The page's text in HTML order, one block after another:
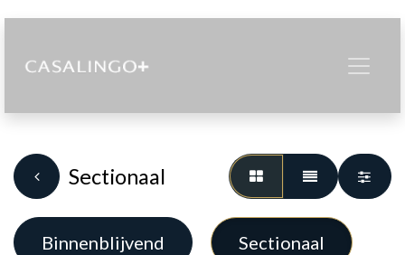
Sectionaal
Binnenblijvend Sectionaal